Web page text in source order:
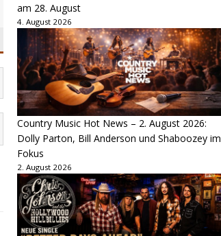
am 28. August
4. August 2026
Country Music Hot News – 2. August 2026:
Dolly Parton, Bill Anderson und Shaboozey im
Fokus
2. August 2026